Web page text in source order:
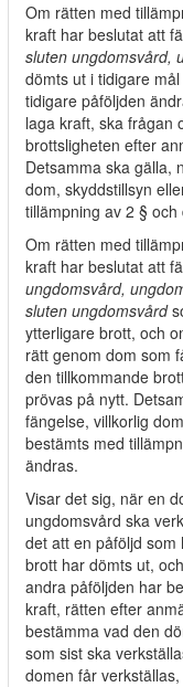
Om rätten med
kraft har beslutat att
sluten ungdomsvård,
dömts ut i tidigare
tidigare påföljden
laga kraft, ska frågan
brottsligheten efter
Detsamma ska gälla,
dom, skyddstillsyn
tillämpning av 2 §
Om rätten med
kraft har beslutat att
ungdomsvård,
sluten ungdomsvård
ytterligare brott, och
rätt genom dom som
den tillkommande
prövas på nytt.
fängelse, villkorlig
bestämts med
ändras.
Visar det sig, när en
ungdomsvård ska
det att en påföljd
brott har dömts ut,
andra påföljden har
kraft, rätten efter
bestämma vad den
som sist ska
domen får